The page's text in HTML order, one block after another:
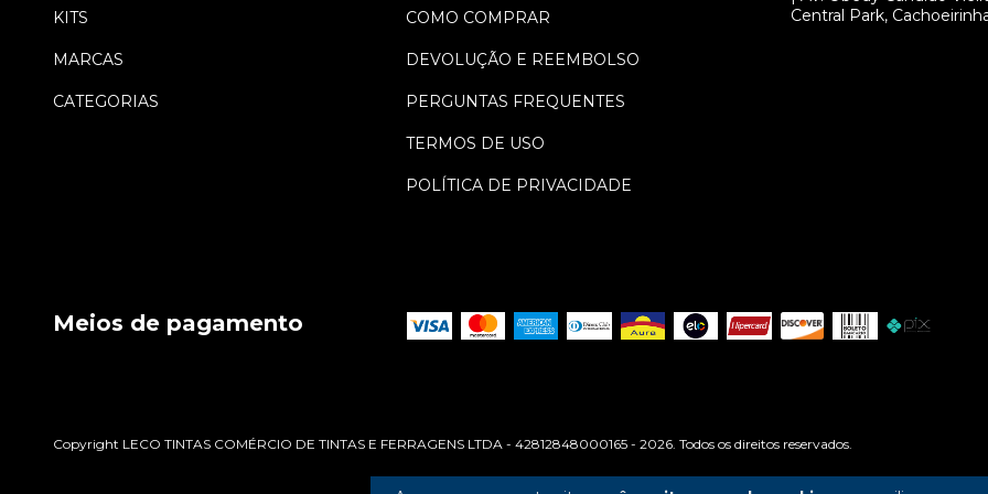
KITS
MARCAS
CATEGORIAS
COMO COMPRAR
DEVOLUÇÃO E REEMBOLSO
PERGUNTAS FREQUENTES
TERMOS DE USO
POLÍTICA DE PRIVACIDADE
Central Park,
Meios de pagamento
Copyright LECO TINTAS COMÉRCIO DE TINTAS E FERRAGENS LTDA - 42812848000165 - 2026. Todos os direitos reservados.